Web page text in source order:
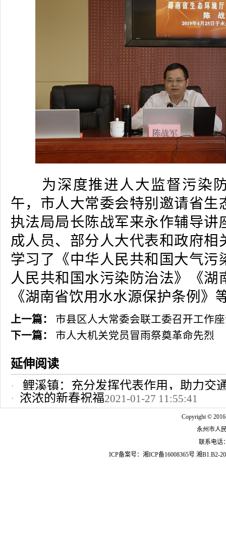
为深度推进人大监督污染防
午，市人大常委会特别邀请省生
执法局局长陈战军来永作辅导讲
成人员、部分人大代表和政府相
学习了《中华人民共和国大气污
人民共和国水污染防治法》《湖
《湖南省饮用水水源保护条例》
上一篇：
市县区人大常委会联工委召开工作
下一篇：
市人大机关党员冒雨祭奠革命先烈
延伸阅读
鲤溪镇：充分发挥代表作用，助力交
2022-10-24 12:09:37
浓浓的新春祝福2021-01-27 11:55:41
Copyright ©
永州市人
联系电话
ICP备案号： 湘ICP备16008365号 湘B1.B2-